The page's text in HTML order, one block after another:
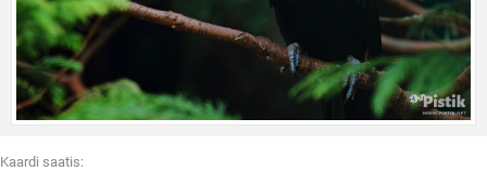
Kaardi saatis: